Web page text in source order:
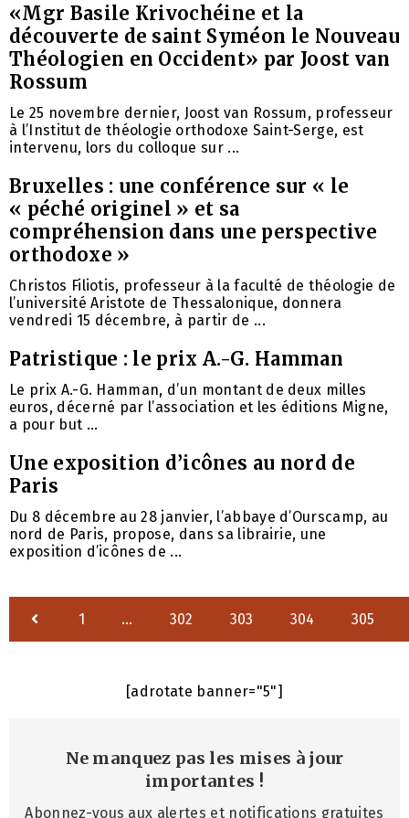
«Mgr Basile Krivochéine et la
découverte de saint Syméon le Nouveau
Théologien en Occident» par Joost van
Rossum
Le 25 novembre dernier, Joost van Rossum, professeur
à l’Institut de théologie orthodoxe Saint-Serge, est
intervenu, lors du colloque sur ...
Bruxelles : une conférence sur « le
« péché originel » et sa
compréhension dans une perspective
orthodoxe »
Christos Filiotis, professeur à la faculté de théologie de
l’université Aristote de Thessalonique, donnera
vendredi 15 décembre, à partir de ...
Patristique : le prix A.-G. Hamman
Le prix A.-G. Hamman, d’un montant de deux milles
euros, décerné par l’association et les éditions Migne,
a pour but ...
Une exposition d’icônes au nord de
Paris
Du 8 décembre au 28 janvier, l’abbaye d’Ourscamp, au
nord de Paris, propose, dans sa librairie, une
exposition d’icônes de ...
1 … 302 303 304 305
[adrotate banner="5"]
Ne manquez pas les mises à jour
importantes !
Abonnez-vous aux alertes et notifications gratuites